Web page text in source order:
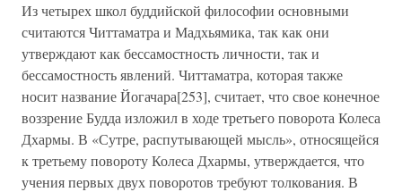
Из четырех школ буддийской философии основными
считаются Читтаматра и Мадхьямика, так как они
утверждают как бессамостность личности, так и
бессамостность явлений. Читтаматра, которая также
носит название Йогачара[253], считает, что свое конечное
воззрение Будда изложил в ходе третьего поворота Колеса
Дхармы. В «Сутре, распутывающей мысль», относящейся
к третьему повороту Колеса Дхармы, утверждается, что
учения первых двух поворотов требуют толкования. В